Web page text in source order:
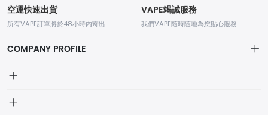
空運快速出貨
所有VAPE訂單將於48小時内寄出
VAPE竭誠服務
我們VAPE随時随地為您贴心服務
COMPANY PROFILE
我的訂單